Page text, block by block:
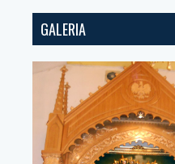
GALERIA